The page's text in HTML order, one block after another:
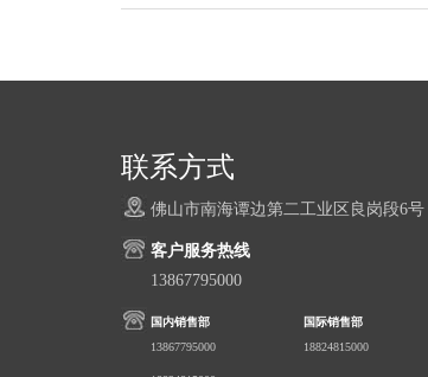
联系方式
佛山市南海谭边第二工业区良岗段6号
客户服务热线
13867795000
国内销售部
13867795000
国际销售部
18824815000